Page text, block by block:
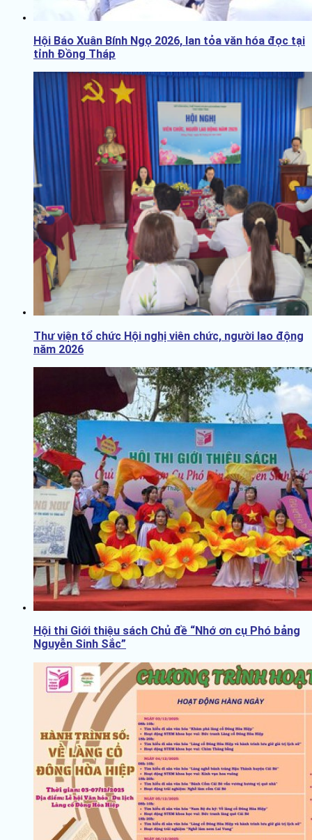
Hội Báo Xuân Bính Ngọ 2026, lan tỏa văn hóa đọc tại
tỉnh Đồng Tháp
Thư viện tổ chức Hội nghị viên chức, người lao động
năm 2026
Hội thi Giới thiệu sách Chủ đề “Nhớ ơn cụ Phó bảng
Nguyễn Sinh Sắc”